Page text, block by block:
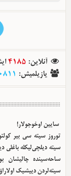
آنلاین:
4185
یازیلمیش:
سایین اوخوجولار!
توروز سیته سی بیر
سیته دیلچی‌لیکله باغلی
ساحه‌سینده چالیشان
سیته‌لردن دییشیک